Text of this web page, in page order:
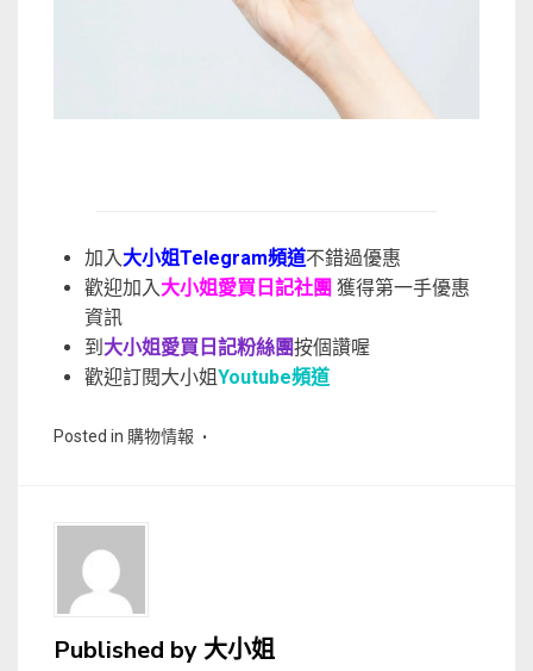
加入 大小姐Telegram頻道不錯過優惠
歡迎加入 大小姐愛買日記社團 獲得第一手優惠
資訊
到 大小姐愛買日記粉絲團按個讚喔
歡迎訂閱大小姐Youtube頻道
Posted in 購物情報
Published by大小姐